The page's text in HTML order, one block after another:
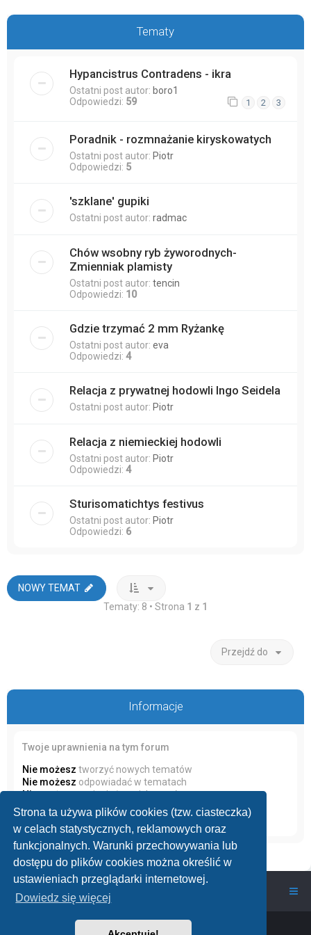
Strona ta używa plików cookies (tzw. ciasteczka)
w celach statystycznych, reklamowych oraz
funkcjonalnych. Warunki przechowywania lub
dostępu do plików cookies można określić w
ustawieniach przeglądarki internetowej.
Dowiedz się więcej
Tematy
Hypancistrus Contradens - ikra
Ostatni post autor: boro1
Odpowiedzi: 59 1 2 3
Poradnik - rozmnażanie kiryskowatych
Ostatni post autor: Piotr
Odpowiedzi: 5
'szklane' gupiki
Ostatni post autor: radmac
Chów wsobny ryb żyworodnych-
Zmienniak plamisty
Ostatni post autor: tencin
Odpowiedzi: 10
Gdzie trzymać 2 mm Ryżankę
Ostatni post autor: eva
Odpowiedzi: 4
Relacja z prywatnej hodowli Ingo Seidela
Ostatni post autor: Piotr
Relacja z niemieckiej hodowli
Ostatni post autor: Piotr
Odpowiedzi: 4
Sturisomatichtys festivus
Ostatni post autor: Piotr
Odpowiedzi: 6
NOWY TEMAT
Tematy: 8 • Strona 1 z 1
Przejdź do
Informacje
Twoje uprawnienia na tym forum
Nie możesz tworzyć nowych tematów
Nie możesz odpowiadać w tematach
Nie możeszzmieniać swoich postów
Nie możesz
usuwać swoich postów
Nie możesz dodawać załączników
wawarium.pl Nasze Forum Akwarystyczne